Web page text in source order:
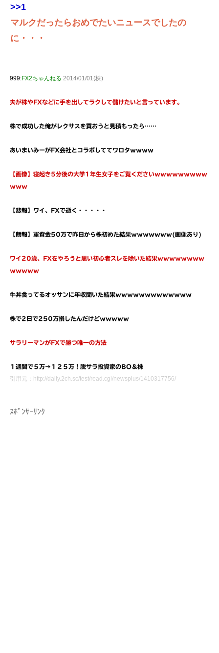
>>1
マルクだったらおめでたいニュースでしたの
に・・・
999:FX2ちゃんねる 2014/01/01(株)
夫が株やFXなどに手を出してラクして儲けたいと言っています。
株で成功した俺がレクサスを買おうと見積もったら……
あいまいみーがFX会社とコラボしててワロタｗｗｗｗ
【画像】寝起き5分後の大学1年生女子をご覧くださいｗｗｗｗｗｗｗｗｗ
ｗｗｗ
【悲報】ワイ、FXで逝く・・・・・
【朗報】軍資金50万で昨日から株初めた結果ｗｗｗｗｗｗｗ(画像あり)
ワイ20歳、FXをやろうと思い初心者スレを除いた結果ｗｗｗｗｗｗｗｗ
ｗｗｗｗｗ
牛丼食ってるオッサンに年収聞いた結果ｗｗｗｗｗｗｗｗｗｗｗｗｗ
株で2日で250万損したんだけどｗｗｗｗｗ
サラリーマンがFXで勝つ唯一の方法
１週間で５万→１２５万！脱サラ投資家のBO＆株
引用元：http://daily.2ch.sc/test/read.cgi/newsplus/1410317756/
ｽﾎﾟﾝｻｰﾘﾝｸ